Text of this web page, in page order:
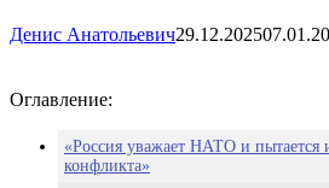
Денис Анатольевич29.12.2025
Оглавление:
«Россия уважает НАТО и пытается
конфликта»